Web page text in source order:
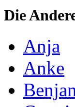
Die
Anja
Anke